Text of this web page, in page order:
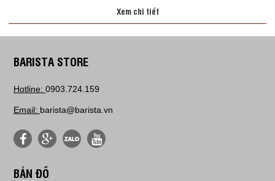
Xem chi tiết
BARISTA STORE
Hotline: 0903.724.159
Email: barista@barista.vn
BẢN ĐỒ